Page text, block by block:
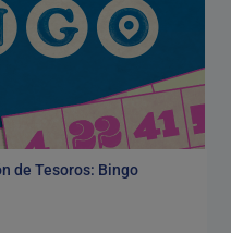
de Tesoros: Bingo